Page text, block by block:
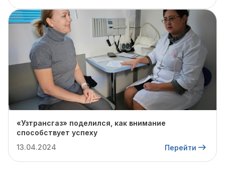
«Узтрансгаз» поделился, как внимание
способствует успеху
13.04.2024
Перейти